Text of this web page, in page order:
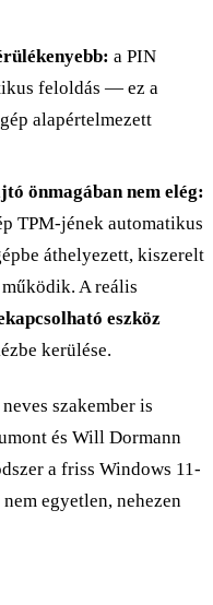
a PIN
feloldás — ez a
alapértelmezett
önmagában nem elég:
TPM-jének automatikus
áthelyezett, kiszerelt
A reális
eszköz
kerülése.
szakember is
és Will Dormann
a friss Windows 11-
egyetlen, nehezen